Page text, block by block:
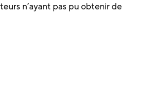
n’ayant pas pu obtenir de